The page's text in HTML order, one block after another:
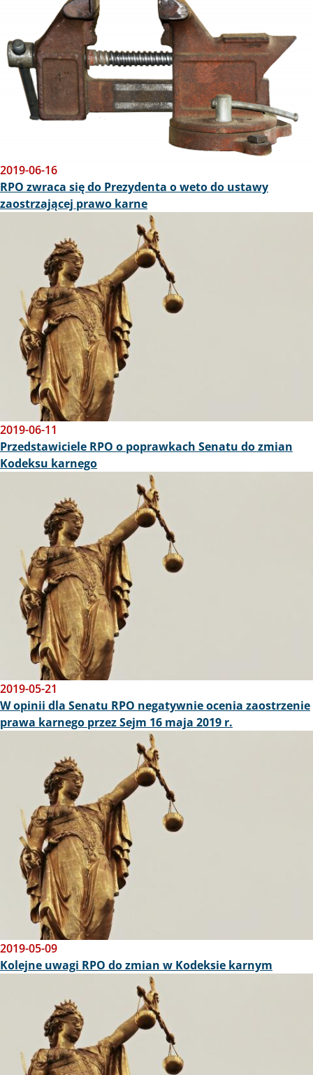
2019-06-16
RPO zwraca się do Prezydenta o weto do ustawy
zaostrzającej prawo karne
2019-06-11
Przedstawiciele RPO o poprawkach Senatu do zmian
Kodeksu karnego
2019-05-21
W opinii dla Senatu RPO negatywnie ocenia zaostrzenie
prawa karnego przez Sejm 16 maja 2019 r.
2019-05-09
Kolejne uwagi RPO do zmian w Kodeksie karnym